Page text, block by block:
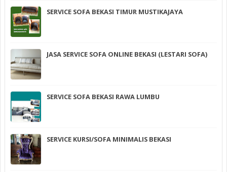
SERVICE SOFA BEKASI TIMUR MUSTIKAJAYA
JASA SERVICE SOFA ONLINE BEKASI (LESTARI SOFA)
SERVICE SOFA BEKASI RAWA LUMBU
SERVICE KURSI/SOFA MINIMALIS BEKASI